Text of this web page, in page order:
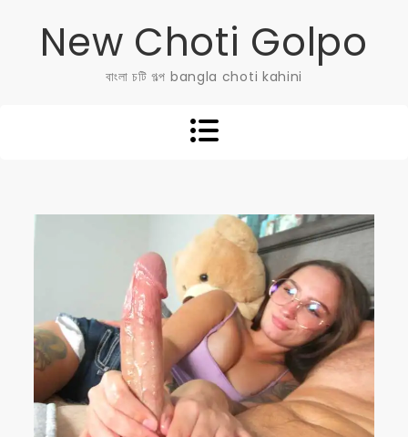
New Choti Golpo
বাংলা চটি গল্প bangla choti kahini